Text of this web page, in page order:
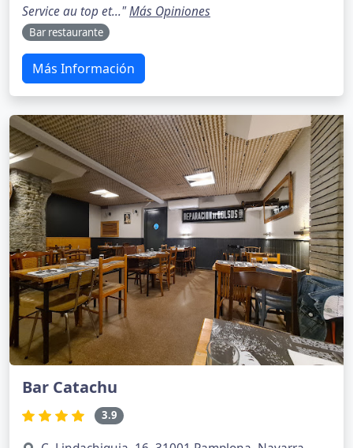
Service au top et..."Más Opiniones
Bar restaurante
Más Información
Bar Catachu
3.9